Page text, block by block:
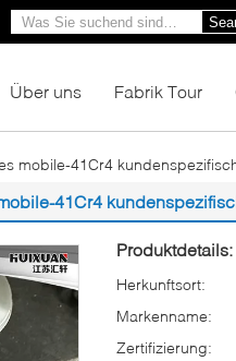
Über uns Fabrik Tour
mobile-41Cr4
41Cr4
Produktdetails:
Herkunftsort:
Markenname:
Zertifizierung: